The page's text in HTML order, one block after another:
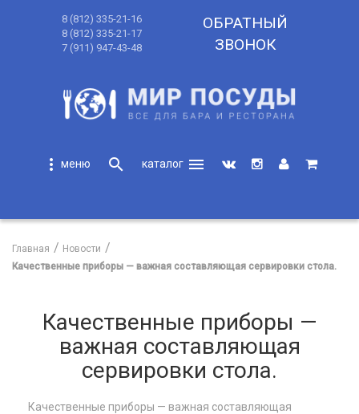
8 (812) 335-21-16
8 (812) 335-21-17
7 (911) 947-43-48
ОБРАТНЫЙ
ЗВОНОК
more_vert search
menu
Главная
Новости
Качественные приборы — важная составляющая сервировки стола.
Качественные приборы —
важная составляющая
сервировки стола.
Качественные приборы — важная составляющая